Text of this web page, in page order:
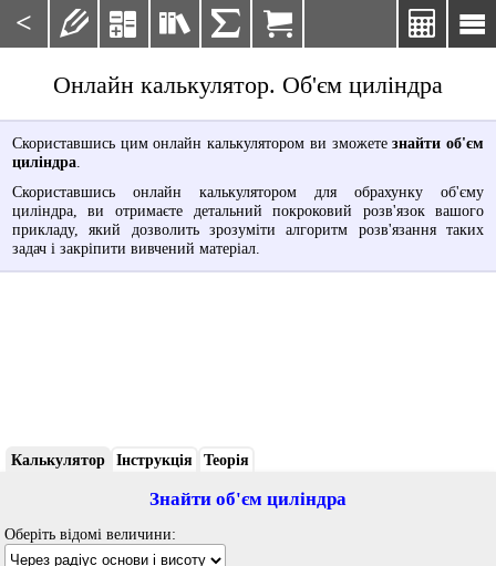
< 

    
Онлайн калькулятор. Об'єм циліндра
Скориставшись цим онлайн калькулятором ви зможетезнайти об'єм
циліндра.
Скориставшись онлайн калькулятором для обрахунку об'єму
циліндра, ви отримаєте детальний покроковий розв'язок вашого
прикладу, який дозволить зрозуміти алгоритм розв'язання таких
задач і закріпити вивчений матеріал.
Калькулятор Інструкція Теорія
Знайти об'єм циліндра
Оберіть відомі величини: